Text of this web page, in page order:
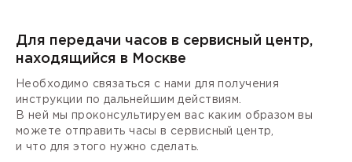
Для передачи часов в сервисный центр,
находящийся в Москве
Необходимо связаться с нами для получения
инструкции по дальнейшим действиям.
В ней мы проконсультируем вас каким образом вы
можете отправить часы в сервисный центр,
и что для этого нужно сделать.